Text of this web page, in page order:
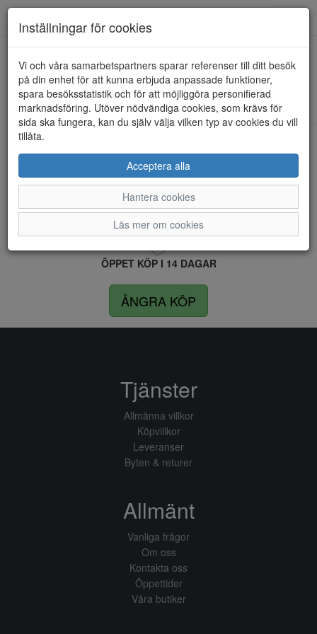
HEM FILA
Kunde inte hitta några artiklar...
LEVERANS INOM 4 DAGAR INOM SVERIGE
FRI FRAKT VID KÖP ÖVER 1.500 KR
ÖPPET KÖP I 14 DAGAR
ÅNGRA KÖP
Inställningar för cookies
Vi och våra samarbetspartners sparar referenser till ditt besök
på din enhet för att kunna erbjuda anpassade funktioner,
spara besöksstatistik och för att möjliggöra personifierad
marknadsföring. Utöver nödvändiga cookies, som krävs för
sida ska fungera, kan du själv välja vilken typ av cookies du vill
tillåta.
Acceptera alla
Hantera cookies
Läs mer om cookies
Tjänster
Allmänna villkor
Köpvillkor
Leveranser
Byten & returer
Allmänt
Vanliga frågor
Om oss
Kontakta oss
Öppettider
Våra butiker